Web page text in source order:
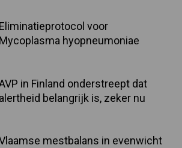
Eliminatieprotocol voor
Mycoplasma hyopneumoniae
in Finland onderstreept dat
alertheid belangrijk is, zeker nu
mestbalans in evenwicht